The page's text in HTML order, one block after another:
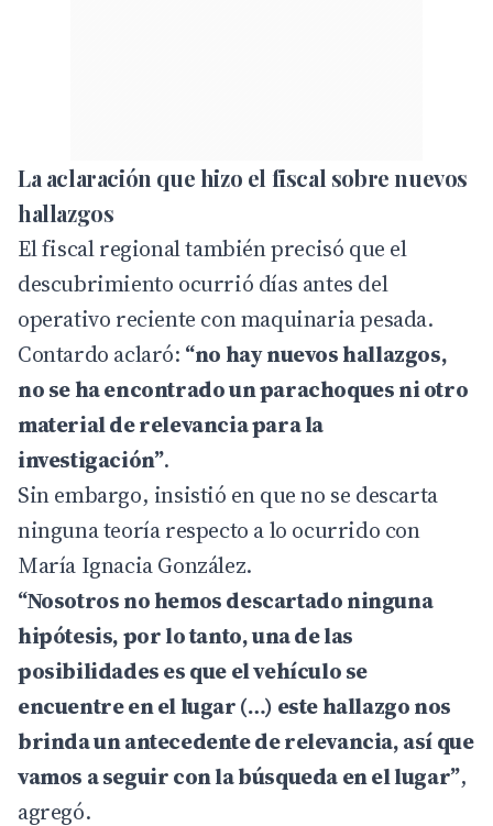
La aclaración que hizo el fiscal sobre nuevos
hallazgos
El fiscal regional también precisó que el
descubrimiento ocurrió días antes del
operativo reciente con maquinaria pesada.
Contardo aclaró: “no hay nuevos hallazgos,
no se ha encontrado un parachoques ni otro
material de relevancia para la
investigación”.
Sin embargo, insistió en que no se descarta
ninguna teoría respecto a lo ocurrido con
María Ignacia González.
“Nosotros no hemos descartado ninguna
hipótesis, por lo tanto, una de las
posibilidades es que el vehículo se
encuentre en el lugar (…) este hallazgo nos
brinda un antecedente de relevancia, así que
vamos a seguir con la búsqueda en el lugar”,
agregó.